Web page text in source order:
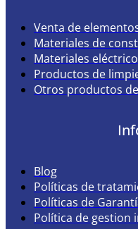
Venta de
Materiales de
Materiales
Productos de
Otros productos
Blog
Políticas de
Políticas de
Política de gestion